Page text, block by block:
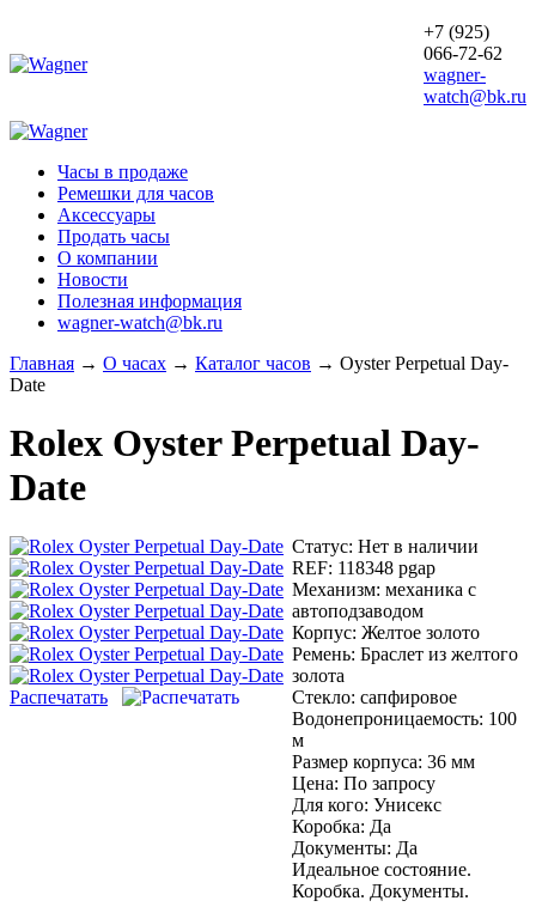
+7 (925)
066-72-62
wagner-
watch@bk.ru
Часы в продаже
Ремешки для часов
Аксессуары
Продать часы
О компании
Новости
Полезная информация
wagner-watch@bk.ru
Главная → О часах → Каталог часов → Oyster Perpetual Day-
Date
Rolex Oyster Perpetual Day-
Date
Распечатать
Статус: Нет в наличии
REF: 118348 pgap
Механизм: механика с
автоподзаводом
Корпус: Желтое золото
Ремень: Браслет из желтого
золота
Стекло: сапфировое
Водонепроницаемость: 100
м
Размер корпуса: 36 мм
Цена: По запросу
Для кого: Унисекс
Коробка: Да
Документы: Да
Идеальное состояние.
Коробка. Документы.